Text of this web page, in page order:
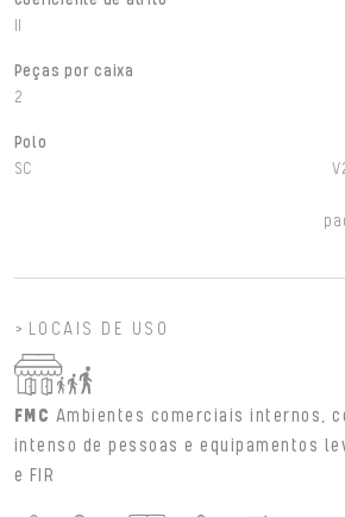
Peças por caixa
2
Polo
SC
LOCAIS DE USO
FMC Ambientes comerciais internos,
intenso de pessoas e equipamentos
e FIR